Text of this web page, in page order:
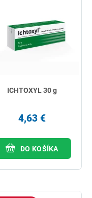
ICHTOXYL 30 g
4,63 €
DO KOŠÍKA